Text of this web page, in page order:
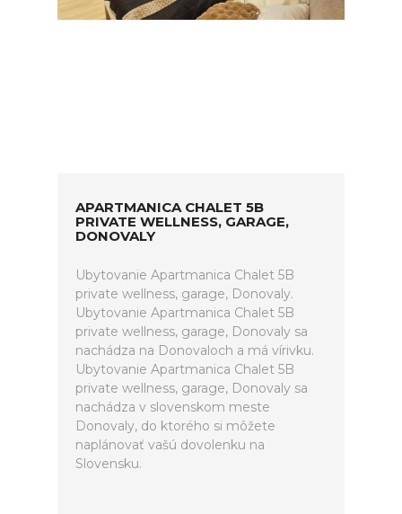
APARTMANICA CHALET 5B
PRIVATE WELLNESS, GARAGE,
DONOVALY
Ubytovanie Apartmanica Chalet 5B
private wellness, garage, Donovaly.
Ubytovanie Apartmanica Chalet 5B
private wellness, garage, Donovaly sa
nachádza na Donovaloch a má vírivku.
Ubytovanie Apartmanica Chalet 5B
private wellness, garage, Donovaly sa
nachádza v slovenskom meste
Donovaly, do ktorého si môžete
naplánovať vašú dovolenku na
Slovensku.